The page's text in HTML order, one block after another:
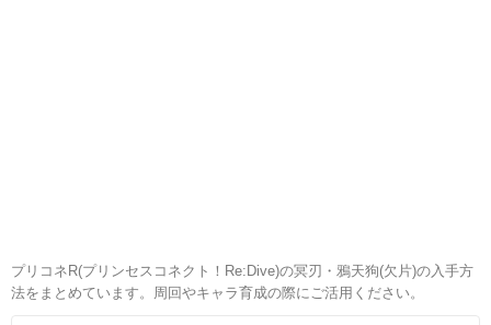
プリコネR(プリンセスコネクト！Re:Dive)の冥刃・鴉天狗(欠片)の入手方
法をまとめています。周回やキャラ育成の際にご活用ください。